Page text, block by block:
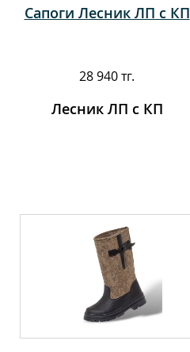
Сапоги Лесник ЛП с КП
28 940 тг.
Лесник ЛП с КП